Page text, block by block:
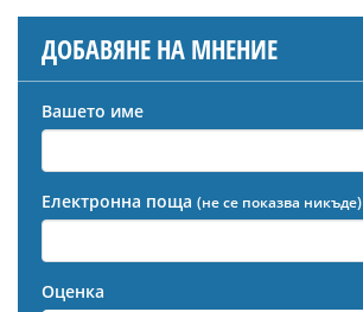
ДОБАВЯНЕ НА МНЕНИЕ
Вашето име
Електронна поща (не се показва никъде)
Оценка